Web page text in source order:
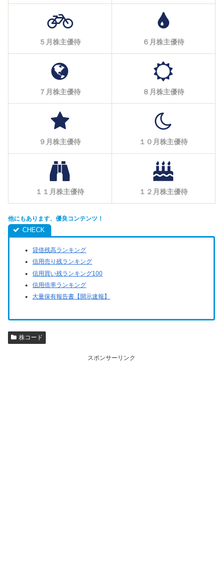
５月株主優待 ６月株主優待
７月株主優待 ８月株主優待
９月株主優待 １０月株主優待
１１月株主優待 １２月株主優待
他にもあります、優良コンテンツ！
貸借残高ランキング
信用売り残ランキング
信用買い残ランキング100
信用倍率ランキング
大量保有報告書【開示速報】
株コード
スポンサーリンク